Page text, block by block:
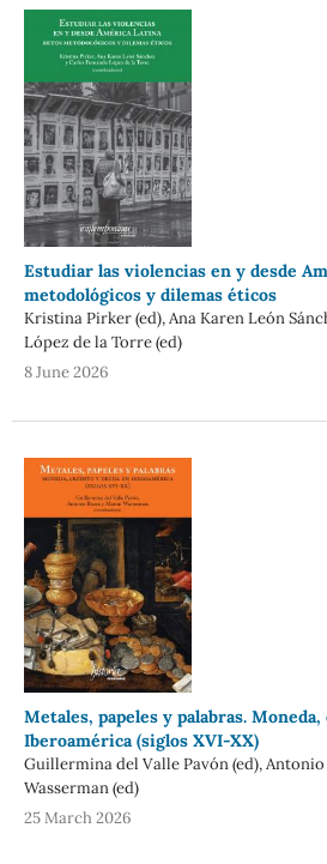
Estudiar las violencias en y desde
metodológicos y dilemas éticos
Kristina Pirker (ed), Ana Karen León
López de la Torre (ed)
8 June 2026
Metales, papeles y palabras.
Iberoamérica (siglos XVI-XX)
Guillermina del Valle Pavón (ed),
Wasserman (ed)
25 March 2026